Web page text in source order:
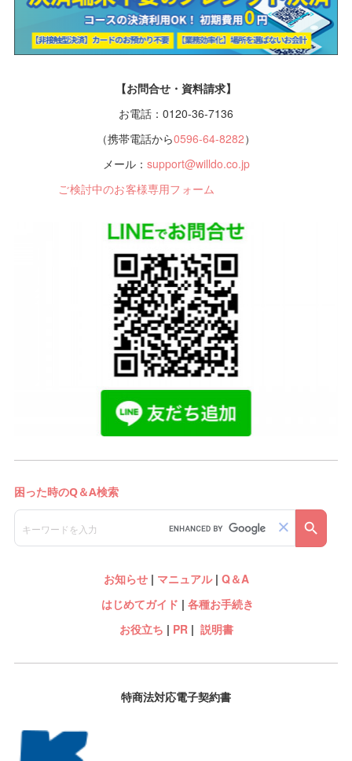
【お問合せ・資料請求】
お電話：0120-36-7136
（携帯電話から0596-64-8282）
メール： support@willdo.co.jp
ご検討中のお客様専用フォーム
お知らせ| マニュアル| Q＆A
はじめてガイド | 各種お手続き
お役立ち | PR| 説明書
特商法対応電子契約書